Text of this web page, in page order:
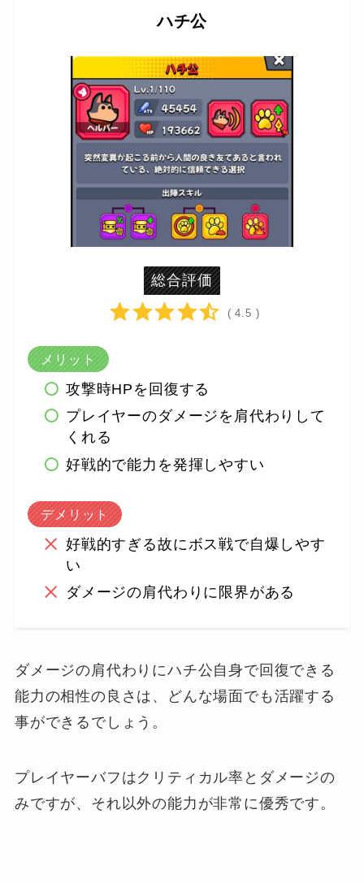
ハチ公
総合評価
( 4.5 )
メリット
攻撃時HPを回復する
プレイヤーのダメージを肩代わりして
くれる
好戦的で能力を発揮しやすい
デメリット
好戦的すぎる故にボス戦で自爆しやす
い
ダメージの肩代わりに限界がある
ダメージの肩代わりにハチ公自身で回復できる
能力の相性の良さは、どんな場面でも活躍する
事ができるでしょう。
プレイヤーバフはクリティカル率とダメージの
みですが、それ以外の能力が非常に優秀です。